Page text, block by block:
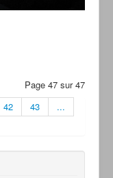
Page 47 sur 47
42 43
...